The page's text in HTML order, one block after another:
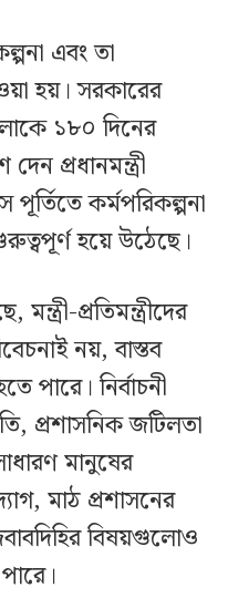
এবং তা
হয়। সরকারের
১৮০ দিনের
প্রধানমন্ত্রী
কর্মপরিকল্পনা
হয়ে উঠেছে।
প্রতিমন্ত্রীদের
নয়, বাস্তব
পারে। নির্বাচনী
প্রশাসনিক জটিলতা
মানুষের
মাঠ প্রশাসনের
বিষয়গুলোও